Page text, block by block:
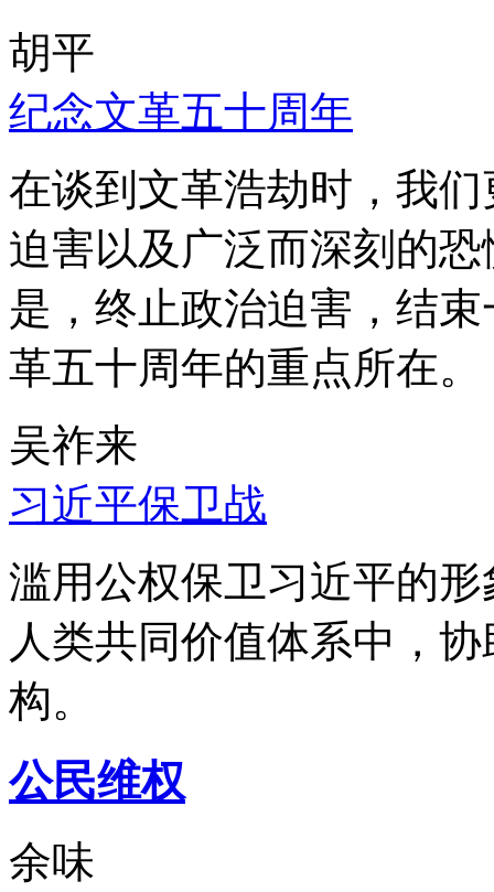
胡平
纪念文革五十周年
在谈到文革浩劫时，我
迫害以及广泛而深刻的
是，终止政治迫害，结
革五十周年的重点所在。
吴祚来
习近平保卫战
滥用公权保卫习近平的
人类共同价值体系中，
构。
公民维权
余味